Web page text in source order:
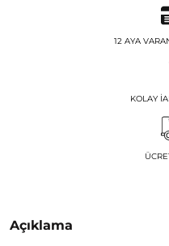
12 AYA
KOLAY
Açıklama